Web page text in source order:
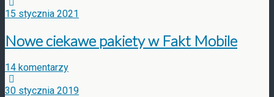
15 stycznia 2021
Nowe ciekawe pakiety w Fakt Mobile
14 komentarzy
30 stycznia 2019